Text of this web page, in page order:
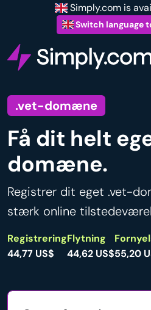
Simply.com is
Switch language
.vet-domæne
Få dit helt
domæne.
Registrer dit eget .vet-
stærk online
Registrering
44,77 US$
Flytning
44,62 US$55,20